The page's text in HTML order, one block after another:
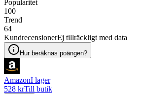
Popularitet
100
Trend
64
KundrecensionerEj tillräckligt med data
Hur beräknas poängen?
AmazonI lager
528 krTill butik